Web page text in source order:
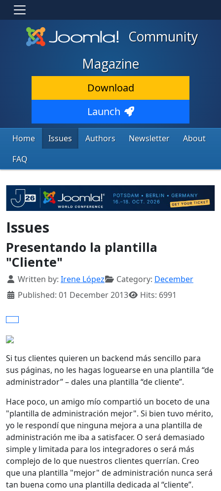
Community
Magazine
Download
Launch
Home Issues Authors Newsletter
About
FAQ
Issues
Presentando la plantilla
"Cliente"
Details
Written by: Irene López Category: December
Published: 01 December 2013
Hits: 6991
Si tus clientes quieren un backend más sencillo para
sus páginas, no les hagas loguearse en una plantilla “de
administrador” – dales una plantilla “de cliente”.
Hace poco, un amigo mío compartió un boceto de una
"plantilla de administración mejor". Si bien tuvo mérito,
yo le respondí que ninguna mejora a una plantilla de
administración me iba a satisfacer. O será demasiado
simple y limitada para los integradores o será más
complejo de lo que nuestros clientes querrían. Creo
que una plantilla "mejor" de administración nunca será
tan buena como una plantilla dedicada al “cliente”.